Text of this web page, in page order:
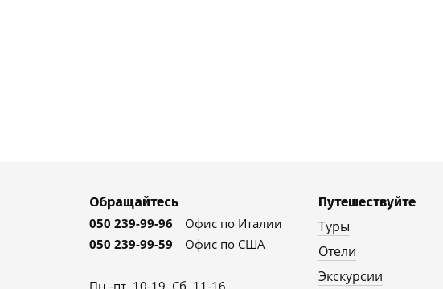
Обращайтесь
050 239-99-96
Офис по Италии
050 239-99-59
Офис по США
Пн.-пт. 10-19, Сб. 11-16
Путешествуйте
Туры
Отели
Экскурсии